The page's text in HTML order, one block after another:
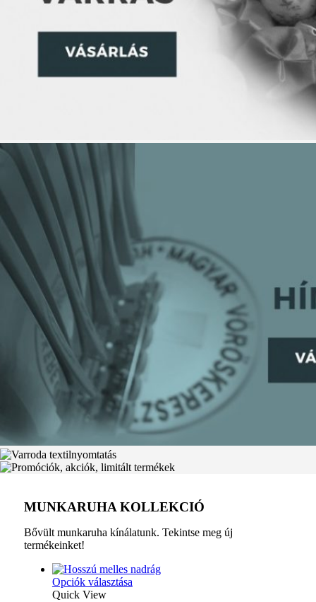
MUNKARUHA KOLLEKCIÓ
Bővült munkaruha kínálatunk. Tekintse meg új
termékeinket!
Opciók választása
Quick View